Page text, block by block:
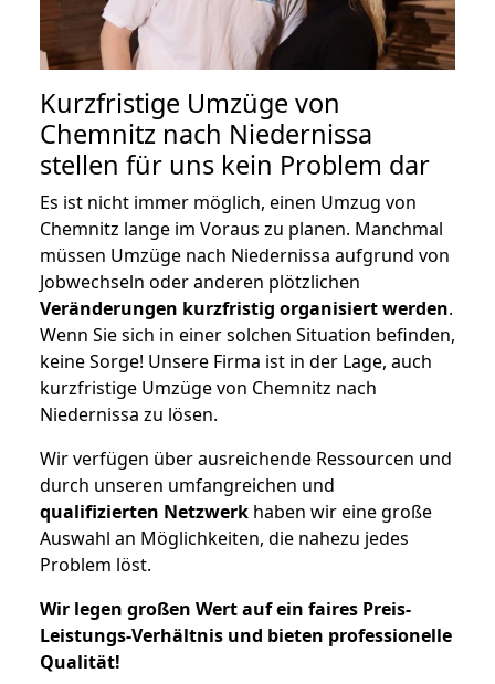
Kurzfristige Umzüge von
Chemnitz nach Niedernissa
stellen für uns kein Problem dar
Es ist nicht immer möglich, einen Umzug von
Chemnitz lange im Voraus zu planen. Manchmal
müssen Umzüge nach Niedernissa aufgrund von
Jobwechseln oder anderen plötzlichen
Veränderungen kurzfristig organisiert werden.
Wenn Sie sich in einer solchen Situation befinden,
keine Sorge! Unsere Firma ist in der Lage, auch
kurzfristige Umzüge von Chemnitz nach
Niedernissa zu lösen.
Wir verfügen über ausreichende Ressourcen und
durch unseren umfangreichen und
qualifizierten Netzwerk haben wir eine große
Auswahl an Möglichkeiten, die nahezu jedes
Problem löst.
Wir legen großen Wert auf ein faires Preis-
Leistungs-Verhältnis und bieten professionelle
Qualität!